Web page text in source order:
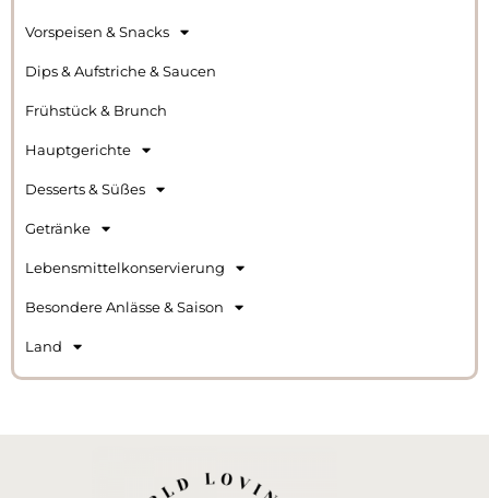
Vorspeisen & Snacks
Dips & Aufstriche & Saucen
Frühstück & Brunch
Hauptgerichte
Desserts & Süßes
Getränke
Lebensmittelkonservierung
Besondere Anlässe & Saison
Land